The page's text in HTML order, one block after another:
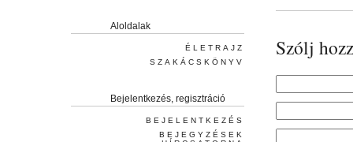
Szólj
Aloldalak
ÉLETRAJZ
SZAKÁCSKÖNYV
Bejelentkezés, regisztráció
BEJELENTKEZÉS
BEJEGYZÉSEK